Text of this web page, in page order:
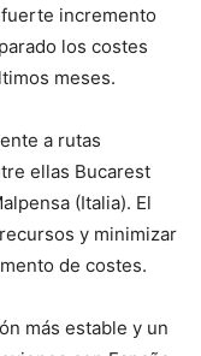
incremento
los costes
meses.
a rutas
ellas Bucarest
(Italia). El
y minimizar
de costes.
más estable y un